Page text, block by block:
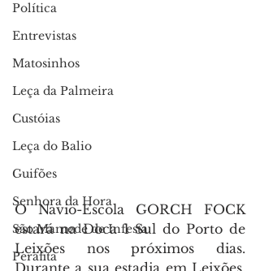
Política
Entrevistas
Matosinhos
Leça da Palmeira
Custóias
Leça do Balio
Guifões
Senhora da Hora
São Mamede de Infesta
Perafita
O Navio-Escola GORCH FOCK
estará na Doca 1 Sul do Porto de
Leixões nos próximos dias.
Durante a sua estadia em Leixões,